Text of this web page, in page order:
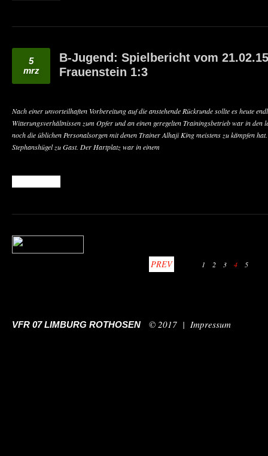
5
mrz
B-Jugend: Spielbericht vom
Frauenstein 1:3
Nach einer unvorteilhaften Vorbereitung auf die anstehende Rückrunde sollte es heute
Witterungsverhältnissen zum Opfer und an einen geregelten Trainingsbetrieb war in den
noch die üblichen Personalsorgen mit denen Trainer Alhaji King meistens zu kämpfen
Stephanshügel zu Gast. Der Hartplatz war in einem
PREV 1 2 3 4 5
VFR 07 LIMBURG ROTHOSEN © 2017 | Impressum